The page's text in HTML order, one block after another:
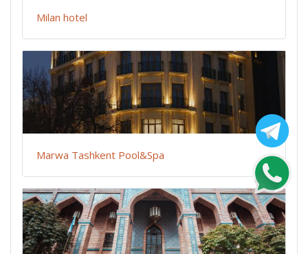
Milan hotel
Marwa Tashkent Pool&Spa